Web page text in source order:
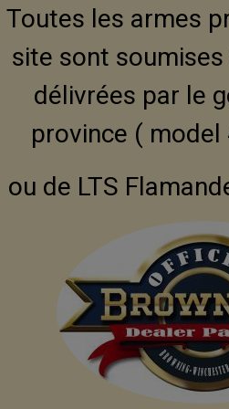
Toutes les armes
site sont
délivrées par le
province (
ou de LTS